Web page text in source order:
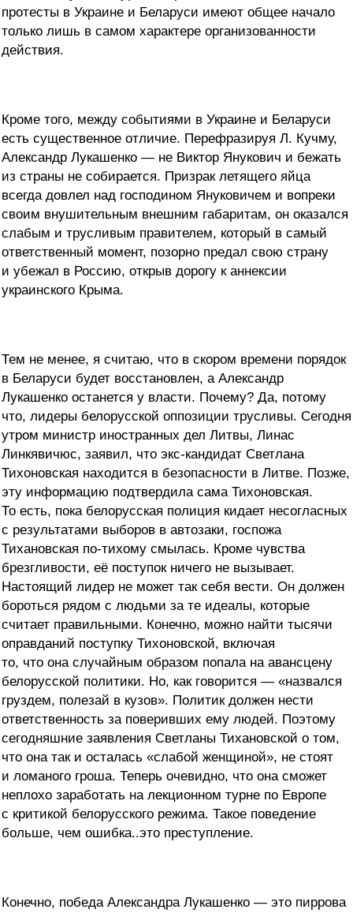
протесты в Украине и Беларуси имеют общее начало
только лишь в самом характере организованности
действия.
Кроме того, между событиями в Украине и Беларуси
есть существенное отличие. Перефразируя Л. Кучму,
Александр Лукашенко — не Виктор Янукович и бежать
из страны не собирается. Призрак летящего яйца
всегда довлел над господином Януковичем и вопреки
своим внушительным внешним габаритам, он оказался
слабым и трусливым правителем, который в самый
ответственный момент, позорно предал свою страну
и убежал в Россию, открыв дорогу к аннексии
украинского Крыма.
Тем не менее, я считаю, что в скором времени порядок
в Беларуси будет восстановлен, а Александр
Лукашенко останется у власти. Почему? Да, потому
что, лидеры белорусской оппозиции трусливы. Сегодня
утром министр иностранных дел Литвы, Линас
Линкявичюс, заявил, что экс-кандидат Светлана
Тихоновская находится в безопасности в Литве. Позже,
эту информацию подтвердила сама Тихоновская.
То есть, пока белорусская полиция кидает несогласных
с результатами выборов в автозаки, госпожа
Тихановская по-тихому смылась. Кроме чувства
брезгливости, её поступок ничего не вызывает.
Настоящий лидер не может так себя вести. Он должен
бороться рядом с людьми за те идеалы, которые
считает правильными. Конечно, можно найти тысячи
оправданий поступку Тихоновской, включая
то, что она случайным образом попала на авансцену
белорусской политики. Но, как говорится — «назвался
груздем, полезай в кузов». Политик должен нести
ответственность за поверивших ему людей. Поэтому
сегодняшние заявления Светланы Тихановской о том,
что она так и осталась «слабой женщиной», не стоят
и ломаного гроша. Теперь очевидно, что она сможет
неплохо заработать на лекционном турне по Европе
с критикой белорусского режима. Такое поведение
больше, чем ошибка..это преступление.
Конечно, победа Александра Лукашенко — это пиррова